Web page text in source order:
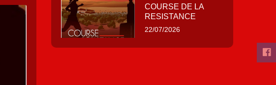
COURSE DE LA
RESISTANCE
22/07/2026